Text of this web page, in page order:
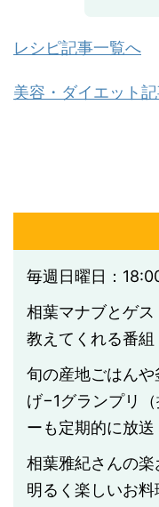
レシピ記事一覧へ
美容・ダイエット
毎週日曜日：
相葉マナブとゲ
教えてくれる番組
旬の産地ごはん
げ−1グランプリ
ーも定期的に放送
相葉雅紀さんの
明るく楽しいお料